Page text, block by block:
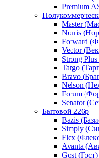
Premium
Master
Norris
Forward
Vector
Strong
Targo
Bravo
Nelson
Forum
Senator
Бытовой 226р
Bazis
Simply
Flex
Avanta
Gost (Гост)